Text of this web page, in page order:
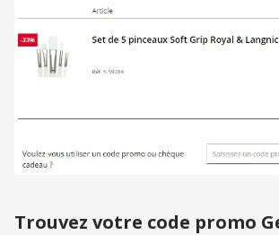
Trouvez votre code promo